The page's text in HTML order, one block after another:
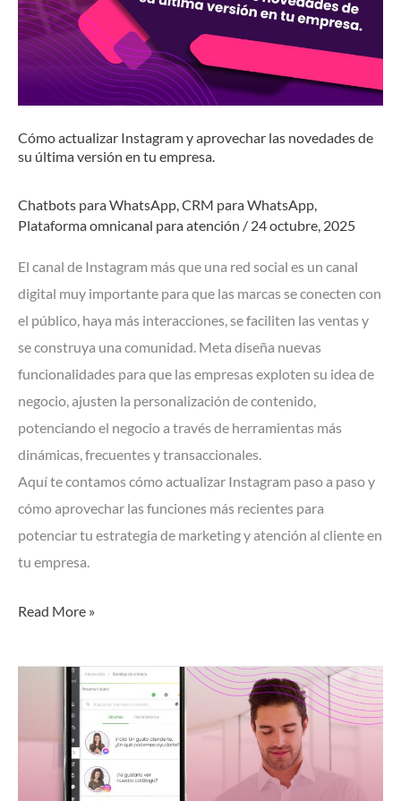
Cómo actualizar Instagram y aprovechar las novedades de
su última versión en tu empresa.
Chatbots para WhatsApp,CRM para WhatsApp,
Plataforma omnicanal para atención / 24 octubre, 2025
El canal de Instagram más que una red social es un canal
digital muy importante para que las marcas se conecten con
el público, haya más interacciones, se faciliten las ventas y
se construya una comunidad. Meta diseña nuevas
funcionalidades para que las empresas exploten su idea de
negocio, ajusten la personalización de contenido,
potenciando el negocio a través de herramientas más
dinámicas, frecuentes y transaccionales.
Aquí te contamos cómo actualizar Instagram paso a paso y
cómo aprovechar las funciones más recientes para
potenciar tu estrategia de marketing y atención al cliente en
tu empresa.
versión
en
empresa.
Read More »
razones
confirman